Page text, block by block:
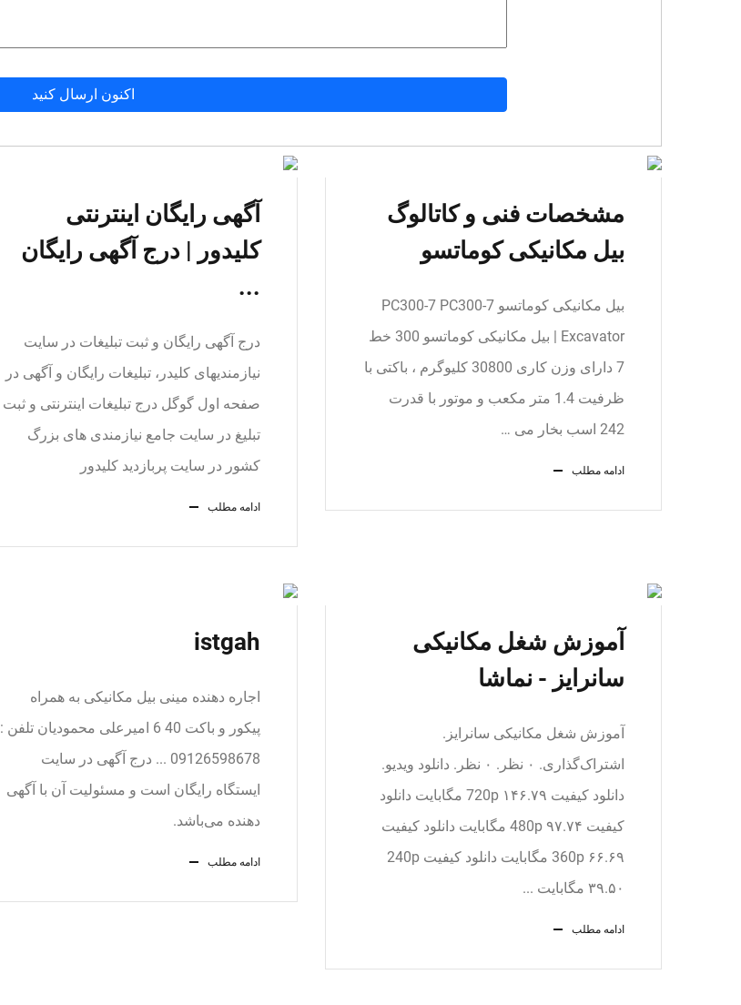
مشخصات فنی و کاتالوگ
بیل مکانیکی کوماتسو
بیل مکانیکی کوماتسو PC300-7 PC300-7
Excavator | بیل مکانیکی کوماتسو 300 خط
7 دارای وزن کاری 30800 کلیوگرم ، باکتی با
ظرفیت 1.4 متر مکعب و موتور با قدرت
242 اسب بخار می …
ادامه مطلب
آگهی رایگان اینترنتی
کلیدور | درج آگهی رایگان
...
درج آگهی رایگان و ثبت تبلیغات در سایت
نیازمندیهای کلیدر، تبلیغات رایگان و آگهی در
صفحه اول گوگل درج تبلیغات اینترنتی و ثبت
تبلیغ در سایت جامع نیازمندی های بزرگ
کشور در سایت پربازدید کلیدور
ادامه مطلب
آموزش شغل مکانیکی
سانرایز - نماشا
آموزش شغل مکانیکی سانرایز.
اشتراک‌گذاری. ۰ نظر. ۰ نظر. دانلود ویدیو.
دانلود کیفیت 720p ۱۴۶.۷۹ مگابایت دانلود
کیفیت 480p ۹۷.۷۴ مگابایت دانلود کیفیت
360p ۶۶.۶۹ مگابایت دانلود کیفیت 240p
۳۹.۵۰ مگابایت ...
ادامه مطلب
istgah
اجاره دهنده مینی بیل مکانیکی به همراه
پیکور و باکت 40 6 امیرعلی محمودیان تلفن :
09126598678 ... درج آگهی در سایت
ایستگاه رایگان است و مسئولیت آن با آگهی
دهنده می‌باشد.
ادامه مطلب